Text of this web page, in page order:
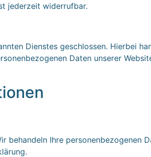
jederzeit widerrufbar.
Dienstes geschlossen. Hierbei
Daten unserer
behandeln Ihre personenbezogenen